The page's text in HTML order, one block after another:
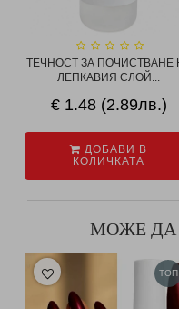
ТЕЧНОСТ ЗА ПОЧИСТВАНЕ
ЛЕПКАВИЯ СЛОЙ...
€ 1.48 (2.89лв.)
ДОБАВИ В
КОЛИЧКАТА
МОЖЕ ДА
ТОП